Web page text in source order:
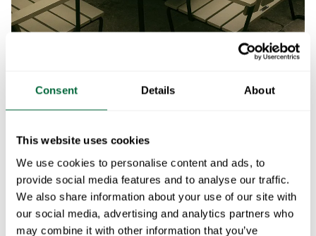
Consent Details About
This website uses cookies
We use cookies to personalise content and ads, to
provide social media features and to analyse our traffic.
We also share information about your use of our site with
our social media, advertising and analytics partners who
may combine it with other information that you’ve
Vanliga frågor om gröna
utemöbler
När ska man välja ljusgröna utemöbler?
Ljusgröna utemöbler är bra när du vill skapa en lugn och